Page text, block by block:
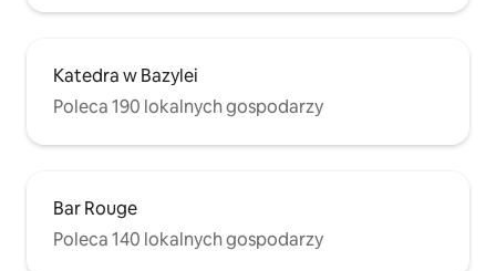
Katedra w Bazylei
Poleca 190 lokalnych gospodarzy
Bar Rouge
Poleca 140 lokalnych gospodarzy